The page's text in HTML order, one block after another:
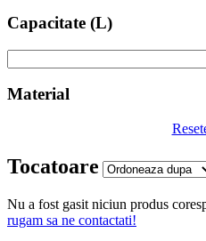
Capacitate (L)
Material
Tocatoare
Nu a fost gasit niciun produs
rugam sa ne contactati!